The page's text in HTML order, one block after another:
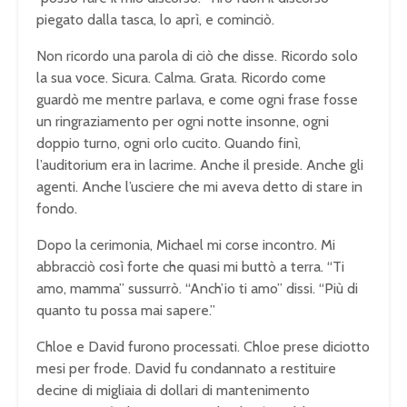
piegato dalla tasca, lo aprì, e cominciò.
Non ricordo una parola di ciò che disse. Ricordo solo
la sua voce. Sicura. Calma. Grata. Ricordo come
guardò me mentre parlava, e come ogni frase fosse
un ringraziamento per ogni notte insonne, ogni
doppio turno, ogni orlo cucito. Quando finì,
l’auditorium era in lacrime. Anche il preside. Anche gli
agenti. Anche l’usciere che mi aveva detto di stare in
fondo.
Dopo la cerimonia, Michael mi corse incontro. Mi
abbracciò così forte che quasi mi buttò a terra. “Ti
amo, mamma” sussurrò. “Anch’io ti amo” dissi. “Più di
quanto tu possa mai sapere.”
Chloe e David furono processati. Chloe prese diciotto
mesi per frode. David fu condannato a restituire
decine di migliaia di dollari di mantenimento